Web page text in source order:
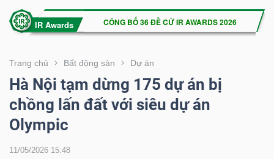
Trang chủ Bất động sản Dự án
Hà Nội tạm dừng 175 dự án bị
chồng lấn đất với siêu dự án
Olympic
11/05/2026 15:48
(-)
VIETSTOCK
CHỨNG
KHOÁN